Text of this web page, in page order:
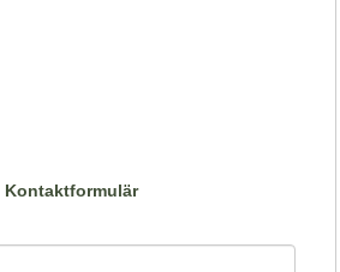
Kontaktformulär